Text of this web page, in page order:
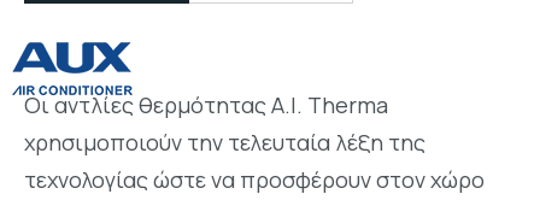
Οι αντλίες θερμότητας A.I. Therma
χρησιμοποιούν την τελευταία λέξη της
τεχνολογίας ώστε να προσφέρουν στον χώρο